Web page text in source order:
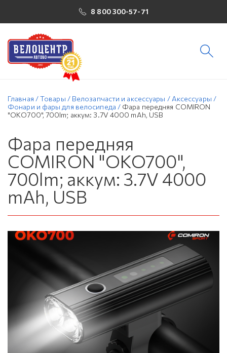
8 800 300-57-71
Главная /Товары / Велозапчасти и аксессуары / Аксессуары /
Фонари и фары для велосипеда / Фара передняя COMIRON
"OKO700", 700lm; аккум: 3.7V 4000 mAh, USB
Фара передняя
COMIRON "OKO700",
700lm; аккум: 3.7V 4000
mAh, USB